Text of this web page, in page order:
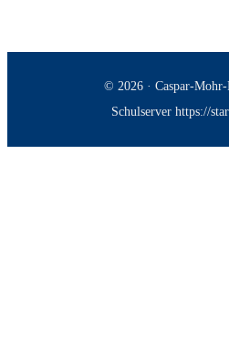
© 2026 · Caspar-
Schulserver https://